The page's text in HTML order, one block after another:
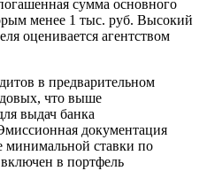
сумма основного
менее 1 тыс. руб. Высокий
оценивается агентством
в предварительном
что выше
выдач банка
документация
минимальной ставки по
в портфель